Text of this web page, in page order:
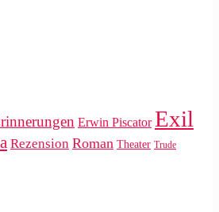
Erwin Piscator Exil
Rezension Roman Theater Trude